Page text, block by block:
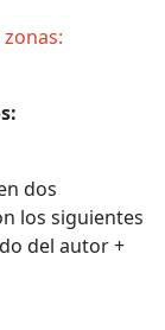
dos
los siguientes
del autor +